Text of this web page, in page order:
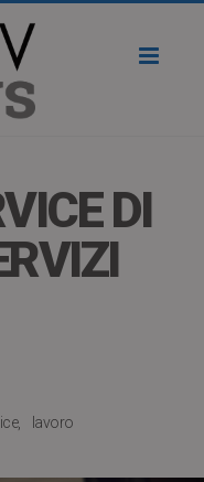
DI
lavoro